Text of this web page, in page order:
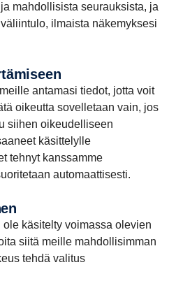
mahdollisista seurauksista, ja
ilmaista näkemyksesi
antamasi tiedot, jotta voit
oikeutta sovelletaan vain, jos
siihen oikeudelliseen
käsittelylle
tehnyt kanssamme
automaattisesti.
käsitelty voimassa olevien
siitä meille mahdollisimman
tehdä valitus